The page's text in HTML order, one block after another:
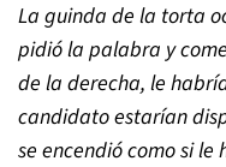
La guinda de la torta
pidió la palabra y
de la derecha, le
candidato estarían
se encendió como si